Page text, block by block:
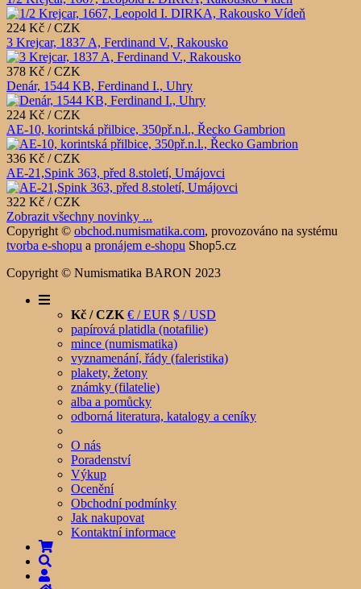
224 Kč / CZK
3 Krejcar, 1837 A, Ferdinand V., Rakousko
378 Kč / CZK
Denár, 1544 KB, Ferdinand I., Uhry
224 Kč / CZK
AE-10, korintská přilbice, 350př.n.l., Řecko Gambrion
336 Kč / CZK
AE-21,Spink 363, před 8.století, Umájovci
322 Kč / CZK
Zobrazit všechny novinky ...
Copyright © obchod.numismatika.com, provozováno na systému
tvorba e-shopu a pronájem e-shopu Shop5.cz
Copyright © Numismatika BARON 2023
Kč / CZK € / EUR $ / USD
papírová platidla (notafilie)
mince (numismatika)
vyznamenání, řády (faleristika)
plakety, žetony
známky (filatelie)
alba a pomůcky
odborná literatura, katalogy a ceníky
O nás
Poradenství
Výkup
Ocenění
Obchodní podmínky
Jak nakupovat
Kontaktní informace